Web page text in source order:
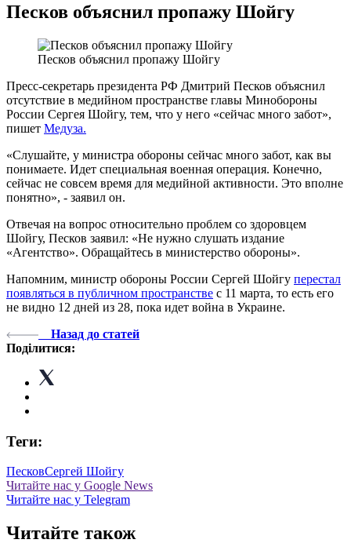
Песков объяснил пропажу Шойгу
Песков объяснил пропажу Шойгу
Пресс-секретарь президента РФ Дмитрий Песков объяснил
отсутствие в медийном пространстве главы Минобороны
России Сергея Шойгу, тем, что у него «сейчас много забот»,
пишет Медуза.
«Слушайте, у министра обороны сейчас много забот, как вы
понимаете. Идет специальная военная операция. Конечно,
сейчас не совсем время для медийной активности. Это вполне
понятно», - заявил он.
Отвечая на вопрос относительно проблем со здоровцем
Шойгу, Песков заявил: «Не нужно слушать издание
«Агентство». Обращайтесь в министерство обороны».
Напомним, министр обороны России Сергей Шойгу перестал
появляться в публичном пространстве с 11 марта, то есть его
не видно 12 дней из 28, пока идет война в Украине.
Назад до статей
Поділитися:
Теги:
ПесковСергей Шойгу
Читайте нас у Google News
Читайте нас у Telegram
Читайте також